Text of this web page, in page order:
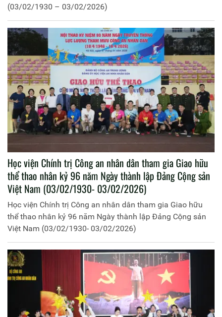
(03/02/1930 – 03/02/2026)
Học viện Chính trị Công an nhân dân tham gia Giao hữu
thể thao nhân kỷ 96 năm Ngày thành lập Đảng Cộng sản
Việt Nam (03/02/1930- 03/02/2026)
Học viện Chính trị Công an nhân dân tham gia Giao hữu
thể thao nhân kỷ 96 năm Ngày thành lập Đảng Cộng sản
Việt Nam (03/02/1930- 03/02/2026)